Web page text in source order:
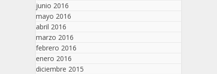
junio 2016
mayo 2016
abril 2016
marzo 2016
febrero 2016
enero 2016
diciembre 2015